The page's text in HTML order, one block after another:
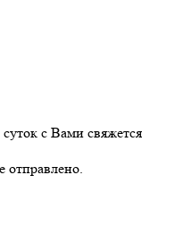
с Вами свяжется